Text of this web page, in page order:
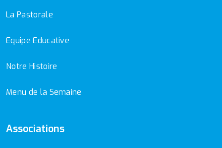
La Pastorale
Equipe Educative
Notre Histoire
Menu de la Semaine
Associations